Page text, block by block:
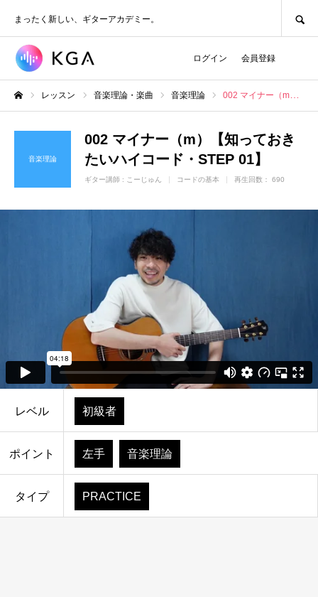
まったく新しい、ギターアカデミー。
ログイン 会員登録
レッスン 音楽理論・楽曲 音楽理論 002 マイナー（m）【知っておきたいハイコード・STEP 01】
音楽理論
002 マイナー（m）【知っておき
たいハイコード・STEP 01】
ギター講師 : こーじゅん コードの基本 再生回数： 690
レベル 初級者
ポイント 左手 音楽理論
タイプ PRACTICE